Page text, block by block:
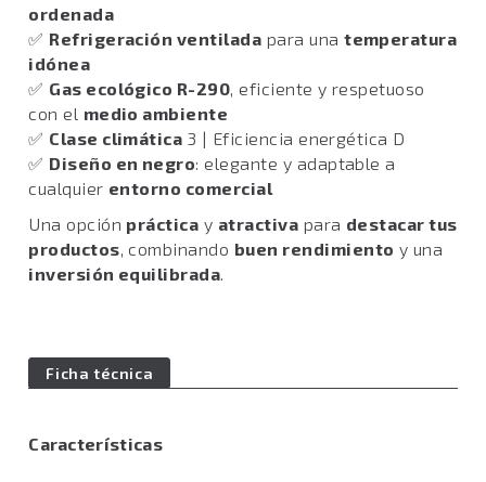
ordenada
✅ Refrigeración ventilada para unatemperatura
idónea
✅ Gas ecológico R-290, eficiente y respetuoso
con el medio ambiente
✅ Clase climática 3 | Eficiencia energética D
✅ Diseño en negro: elegante y adaptable a
cualquier entorno comercial
Una opción práctica y atractiva para destacar tus
productos, combinando buen rendimiento y una
inversión equilibrada.
Ficha técnica
Características